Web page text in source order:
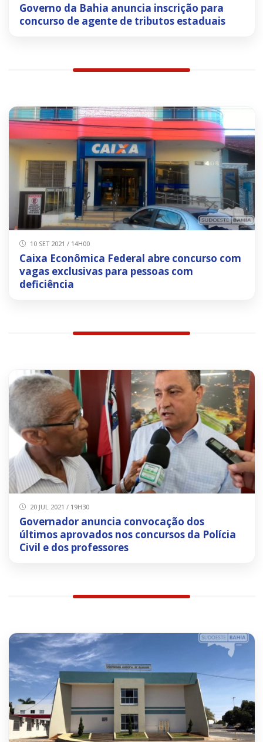
Governo da Bahia anuncia inscrição para
concurso de agente de tributos estaduais
10 SET 2021 / 14H00
Caixa Econômica Federal abre concurso com
vagas exclusivas para pessoas com
deficiência
20 JUL 2021 / 19H30
Governador anuncia convocação dos
últimos aprovados nos concursos da Polícia
Civil e dos professores